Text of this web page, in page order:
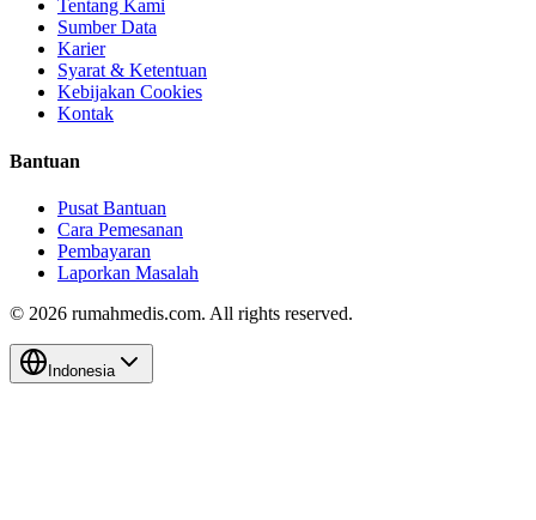
Tentang Kami
Sumber Data
Karier
Syarat & Ketentuan
Kebijakan Cookies
Kontak
Bantuan
Pusat Bantuan
Cara Pemesanan
Pembayaran
Laporkan Masalah
© 2026 rumahmedis.com. All rights reserved.
Indonesia